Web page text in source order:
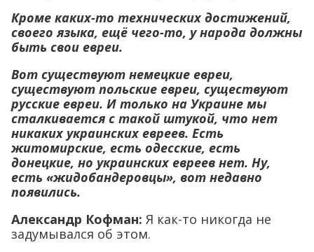
Кроме каких-то технических достижений,
своего языка, ещё чего-то, у народа должны
быть свои евреи.
Вот существуют немецкие евреи,
существуют польские евреи, существуют
русские евреи. И только на Украине мы
сталкивается с такой штукой, что нет
никаких украинских евреев. Есть
житомирские, есть одесские, есть
донецкие, но украинских евреев нет. Ну,
есть «жидобандеровцы», вот недавно
появились.
Александр Кофман: Я как-то никогда не
задумывался об этом.